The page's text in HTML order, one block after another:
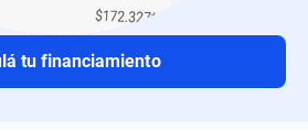
tu financiamiento